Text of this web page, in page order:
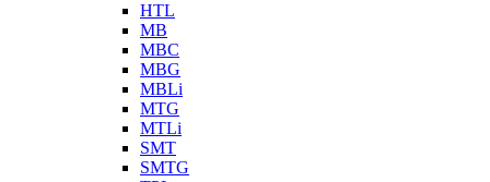
HTL
MB
MBC
MBG
MBLi
MTG
MTLi
SMT
SMTG